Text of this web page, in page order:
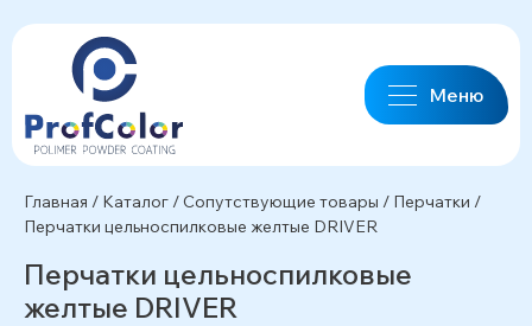
Меню
Главная / Каталог / Сопутствующие товары / Перчатки /
Перчатки цельноспилковые желтые DRIVER
Перчатки цельноспилковые
желтые DRIVER